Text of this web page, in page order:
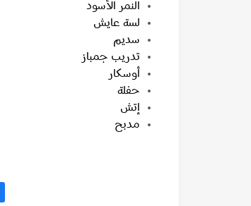
النمر الأسود
لسة عايش
سديم
تدريب جمباز
أوسكار
حفلة
إتش
مدبح